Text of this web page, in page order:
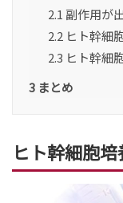
2.1 副作用が
2.2 ヒト幹細
2.3 ヒト幹細
3 まとめ
ヒト幹細胞